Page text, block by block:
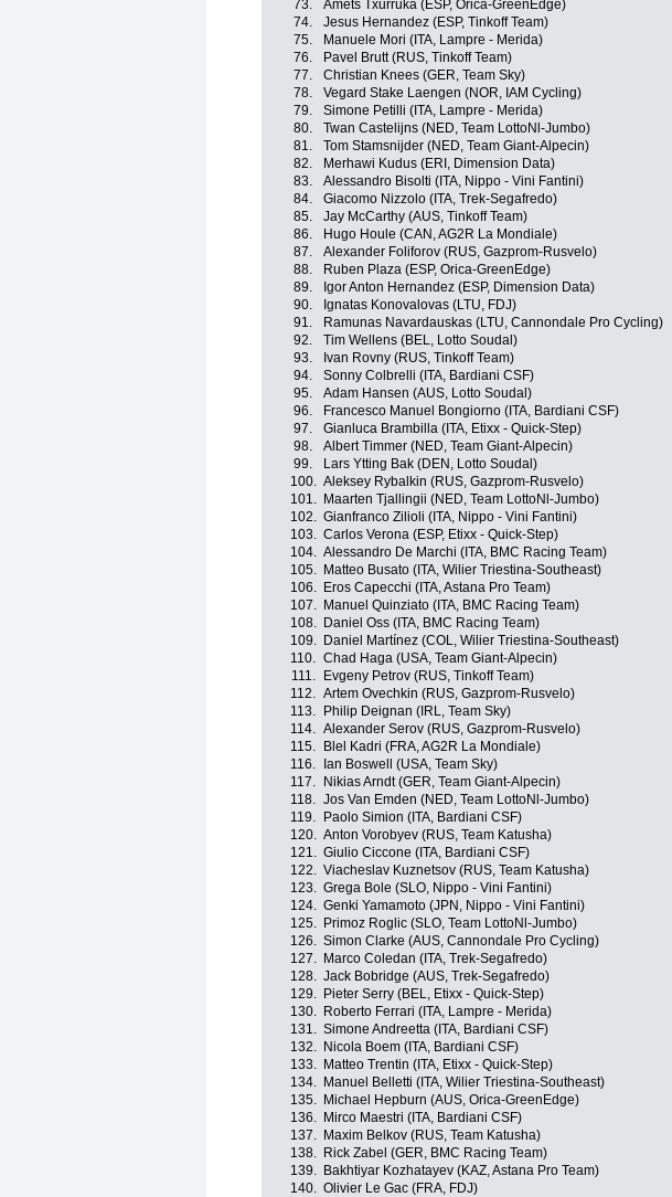
73.
Amets Txurruka (ESP, Orica-GreenEdge)
74.
Jesus Hernandez (ESP, Tinkoff Team)
75.
Manuele Mori (ITA, Lampre - Merida)
76.
Pavel Brutt (RUS, Tinkoff Team)
77.
Christian Knees (GER, Team Sky)
78.
Vegard Stake Laengen (NOR, IAM Cycling)
79.
Simone Petilli (ITA, Lampre - Merida)
80.
Twan Castelijns (NED, Team LottoNl-Jumbo)
81.
Tom Stamsnijder (NED, Team Giant-Alpecin)
82.
Merhawi Kudus (ERI, Dimension Data)
83.
Alessandro Bisolti (ITA, Nippo - Vini Fantini)
84.
Giacomo Nizzolo (ITA, Trek-Segafredo)
85.
Jay McCarthy (AUS, Tinkoff Team)
86.
Hugo Houle (CAN, AG2R La Mondiale)
87.
Alexander Foliforov (RUS, Gazprom-Rusvelo)
88.
Ruben Plaza (ESP, Orica-GreenEdge)
89.
Igor Anton Hernandez (ESP, Dimension Data)
90.
Ignatas Konovalovas (LTU, FDJ)
91.
Ramunas Navardauskas (LTU, Cannondale Pro Cycling)
92.
Tim Wellens (BEL, Lotto Soudal)
93.
Ivan Rovny (RUS, Tinkoff Team)
94.
Sonny Colbrelli (ITA, Bardiani CSF)
95.
Adam Hansen (AUS, Lotto Soudal)
96.
Francesco Manuel Bongiorno (ITA, Bardiani CSF)
97.
Gianluca Brambilla (ITA, Etixx - Quick-Step)
98.
Albert Timmer (NED, Team Giant-Alpecin)
99.
Lars Ytting Bak (DEN, Lotto Soudal)
100. Aleksey Rybalkin (RUS, Gazprom-Rusvelo)
101.
Maarten Tjallingii (NED, Team LottoNl-Jumbo)
102. Gianfranco Zilioli (ITA, Nippo - Vini Fantini)
103. Carlos Verona (ESP, Etixx - Quick-Step)
104. Alessandro De Marchi (ITA, BMC Racing Team)
105.
Matteo Busato (ITA, Wilier Triestina-Southeast)
106.
Eros Capecchi (ITA, Astana Pro Team)
107.
Manuel Quinziato (ITA, BMC Racing Team)
108.
Daniel Oss (ITA, BMC Racing Team)
109.
Daniel Martínez (COL, Wilier Triestina-Southeast)
110. Chad Haga (USA, Team Giant-Alpecin)
111.
Evgeny Petrov (RUS, Tinkoff Team)
112. Artem Ovechkin (RUS, Gazprom-Rusvelo)
113.
Philip Deignan (IRL, Team Sky)
114. Alexander Serov (RUS, Gazprom-Rusvelo)
115.
Blel Kadri (FRA, AG2R La Mondiale)
116.
Ian Boswell (USA, Team Sky)
117.
Nikias Arndt (GER, Team Giant-Alpecin)
118. Jos Van Emden (NED, Team LottoNl-Jumbo)
119.
Paolo Simion (ITA, Bardiani CSF)
120. Anton Vorobyev (RUS, Team Katusha)
121. Giulio Ciccone (ITA, Bardiani CSF)
122. Viacheslav Kuznetsov (RUS, Team Katusha)
123. Grega Bole (SLO, Nippo - Vini Fantini)
124. Genki Yamamoto (JPN, Nippo - Vini Fantini)
125.
Primoz Roglic (SLO, Team LottoNl-Jumbo)
126. Simon Clarke (AUS, Cannondale Pro Cycling)
127.
Marco Coledan (ITA, Trek-Segafredo)
128. Jack Bobridge (AUS, Trek-Segafredo)
129.
Pieter Serry (BEL, Etixx - Quick-Step)
130.
Roberto Ferrari (ITA, Lampre - Merida)
131. Simone Andreetta (ITA, Bardiani CSF)
132.
Nicola Boem (ITA, Bardiani CSF)
133.
Matteo Trentin (ITA, Etixx - Quick-Step)
134.
Manuel Belletti (ITA, Wilier Triestina-Southeast)
135.
Michael Hepburn (AUS, Orica-GreenEdge)
136.
Mirco Maestri (ITA, Bardiani CSF)
137.
Maxim Belkov (RUS, Team Katusha)
138.
Rick Zabel (GER, BMC Racing Team)
139.
Bakhtiyar Kozhatayev (KAZ, Astana Pro Team)
140. Olivier Le Gac (FRA, FDJ)